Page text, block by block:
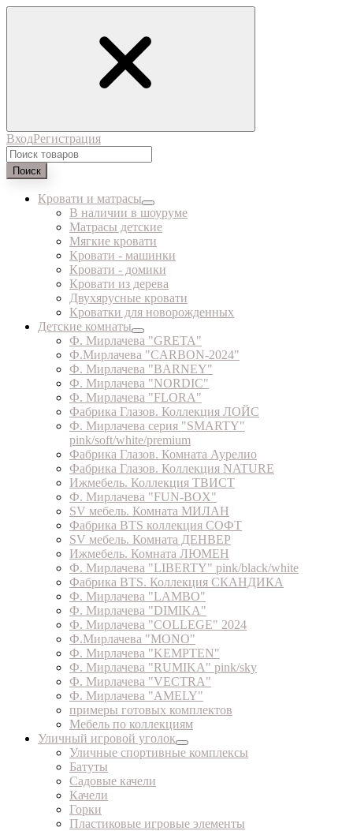
ВходРегистрация
Поиск
Кровати и матрасы
В наличии в шоуруме
Матрасы детские
Мягкие кровати
Кровати - машинки
Кровати - домики
Кровати из дерева
Двухярусные кровати
Кроватки для новорожденных
Детские комнаты
Ф. Мирлачева "GRETA"
Ф.Мирлачева "CARBON-2024"
Ф. Мирлачева "BARNEY"
Ф. Мирлачева "NORDIC"
Ф. Мирлачева "FLORA"
Фабрика Глазов. Коллекция ЛОЙС
Ф. Мирлачева серия "SMARTY"
pink/soft/white/premium
Фабрика Глазов. Комната Аурелио
Фабрика Глазов. Коллекция NATURE
Ижмебель. Коллекция ТВИСТ
Ф. Мирлачева "FUN-BOX"
SV мебель. Комната МИЛАН
Фабрика BTS коллекция СОФТ
SV мебель. Комната ДЕНВЕР
Ижмебель. Комната ЛЮМЕН
Ф. Мирлачева "LIBERTY" pink/black/white
Фабрика BTS. Коллекция СКАНДИКА
Ф. Мирлачева "LAMBO"
Ф. Мирлачева "DIMIKA"
Ф. Мирлачева "COLLEGE" 2024
Ф.Мирлачева "MONO"
Ф. Мирлачева "KEMPTEN"
Ф. Мирлачева "RUMIKA" pink/sky
Ф. Мирлачева "VECTRA"
Ф. Мирлачева "AMELY"
примеры готовых комплектов
Мебель по коллекциям
Уличный игровой уголок
Уличные спортивные комплексы
Батуты
Садовые качели
Качели
Горки
Пластиковые игровые элементы